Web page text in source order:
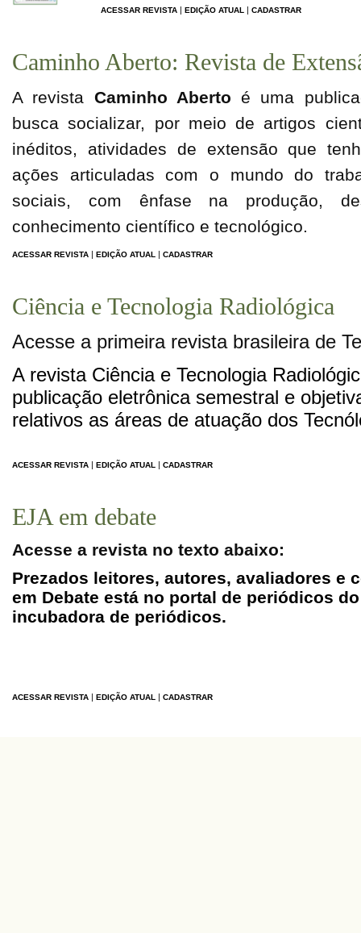
ACESSAR REVISTA| EDIÇÃO ATUAL | CADASTRAR
Caminho Aberto: Revista de
A revista Caminho Aberto é uma
busca socializar, por meio de artigos
inéditos, atividades de extensão que
ações articuladas com o mundo do
sociais, com ênfase na produção,
conhecimento científico e tecnológico.
ACESSAR REVISTA | EDIÇÃO ATUAL | CADASTRAR
Ciência e Tecnologia Radiológica
Acesse a primeira revista brasileira de
A revista Ciência e Tecnologia
publicação eletrônica semestral e
relativos as áreas de atuação dos
ACESSAR REVISTA EDIÇÃO ATUAL CADASTRAR
EJA em debate
Acesse a revista no texto abaixo:
Prezados leitores, autores, avaliadores e
em Debate está no portal de periódicos
incubadora de periódicos.
ACESSAR REVISTA EDIÇÃO ATUAL CADASTRAR